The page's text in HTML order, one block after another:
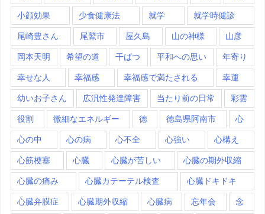
小顔効果 少食健康法 就学 就学時健診
尾崎豊さん 尾鷲市 屋久島 山の神様 山彦
岡本天明 希望の道 干ばつ 平和への思い 年寄り
幸せな人 幸福感 幸福感で満たされる 幸運
幼いお子さん 広汎性発達障害 当たり前の日常 彩雲
役割 微細なエネルギー 徳 徳島県阿南市 心
心の中 心の病 心不全 心強い 心構え
心筋梗塞 心臓 心臓が苦しい 心臓の期外収縮
心臓の痛み 心臓カテーテル検査 心臓ドキドキ
心臓弁膜症 心臓期外収縮 心臓病 忘年会 念